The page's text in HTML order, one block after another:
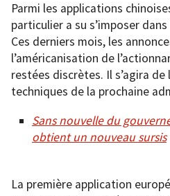
Parmi les applications
particulier a su s’imposer
Ces derniers mois, les
l’américanisation de
restées discrètes. Il s’agira de
techniques de la prochaine
Sans nouvelle du
obtient un nouveau sursis
La première application